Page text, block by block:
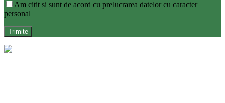
Am citit si sunt de acord cu prelucrarea datelor cu caracter
personal